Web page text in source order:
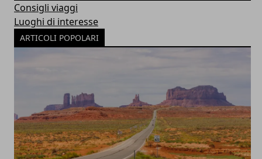
Consigli viaggi
Luoghi di interesse
ARTICOLI POPOLARI